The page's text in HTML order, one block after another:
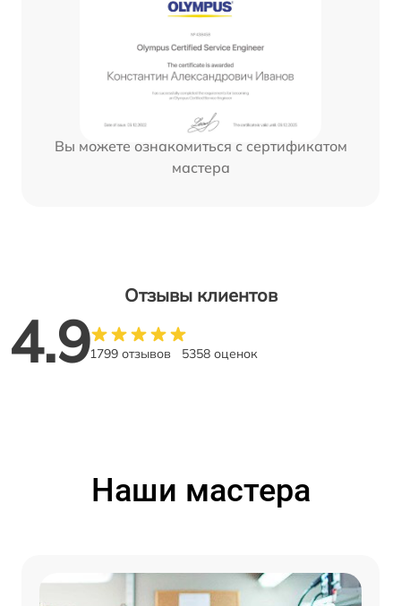
Вы можете ознакомиться с сертификатом
мастера
Отзывы клиентов
4.91799 отзывов 5358 оценок
Наши мастера